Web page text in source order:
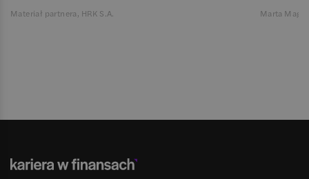
Materiał partnera, HRK S.A. Marta